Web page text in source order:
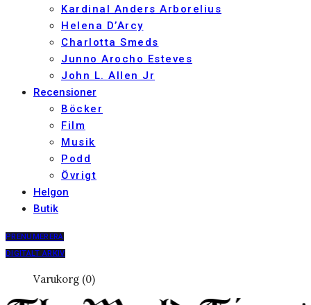
Kardinal Anders Arborelius
Helena D’Arcy
Charlotta Smeds
Junno Arocho Esteves
John L. Allen Jr
Recensioner
Böcker
Film
Musik
Podd
Övrigt
Helgon
Butik
PRENUMERERA
DIGITALT ARKIV
Varukorg (0)